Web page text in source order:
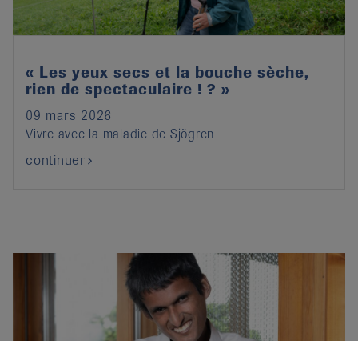
« Les yeux secs et la bouche sèche,
rien de spectaculaire ! ? »
09 mars 2026
Vivre avec la maladie de Sjögren
continuer